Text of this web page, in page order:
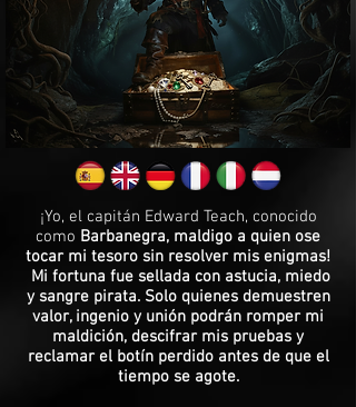
¡Yo, el capitán Edward Teach, conocido
como Barbanegra, maldigo a quien ose
tocar mi tesoro sin resolver mis enigmas!
Mi fortuna fue sellada con astucia, miedo
y sangre pirata. Solo quienes demuestren
valor, ingenio y unión podrán romper mi
maldición, descifrar mis pruebas y
reclamar el botín perdido antes de que el
tiempo se agote.